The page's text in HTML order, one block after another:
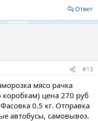
Ответ
#13
мясо рачка
коробкам) цена 270 руб
0.5 кг. Отправка
автобусы, самовывоз.